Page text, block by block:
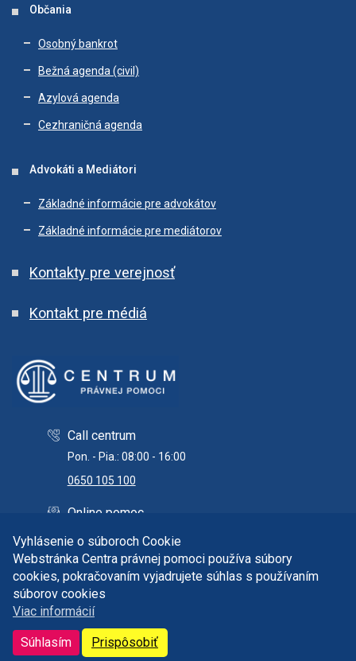
Vyhlásenie o súboroch Cookie
Webstránka Centra právnej pomoci používa súbory
cookies, pokračovaním vyjadrujete súhlas s používaním
súborov cookies
Viac informácií
Súhlasím Prispôsobiť
Občania
Osobný bankrot
Bežná agenda (civil)
Azylová agenda
Cezhraničná agenda
Advokáti a Mediátori
Základné informácie pre advokátov
Základné informácie pre mediátorov
Kontakty pre verejnosť
Kontakt pre médiá
Call centrum
Pon. - Pia.: 08:00 - 16:00
0650 105 100
Online pomoc
info@centrumpravnejpomoci.sk
Copyright © 2026 Centrum právnej pomoci. Všetky práva
vyhradené.
Správca obsahu a technický prevádzkovateľ:
it@centrumpravnejpomoci.sk